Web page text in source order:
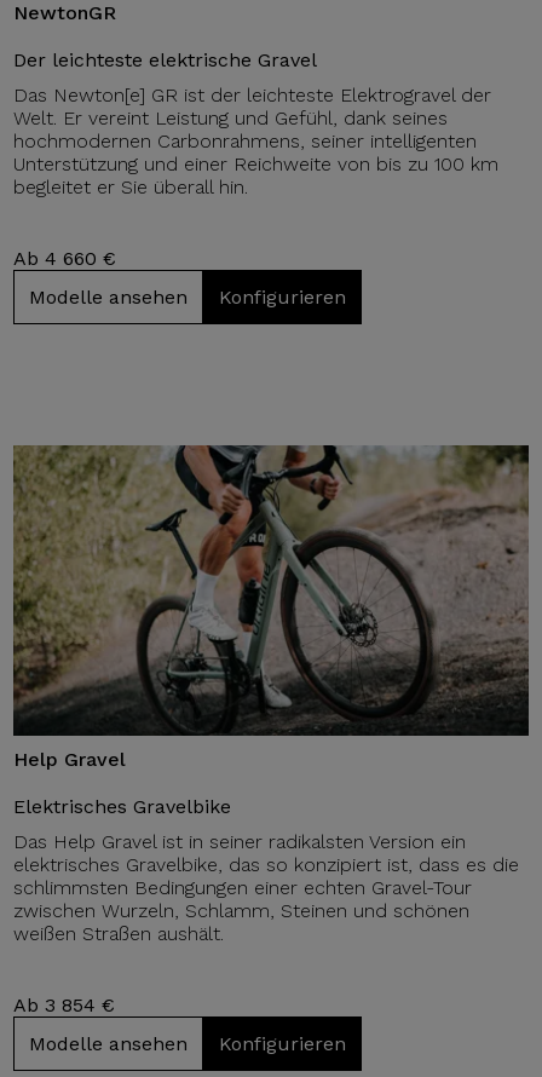
NewtonGR
Der leichteste elektrische Gravel
Das Newton[e] GR ist der leichteste Elektrogravel der
Welt. Er vereint Leistung und Gefühl, dank seines
hochmodernen Carbonrahmens, seiner intelligenten
Unterstützung und einer Reichweite von bis zu 100 km
begleitet er Sie überall hin.
Ab 4 660 €
Modelle ansehen
Konfigurieren
Help Gravel
Elektrisches Gravelbike
Das Help Gravel ist in seiner radikalsten Version ein
elektrisches Gravelbike, das so konzipiert ist, dass es die
schlimmsten Bedingungen einer echten Gravel-Tour
zwischen Wurzeln, Schlamm, Steinen und schönen
weißen Straßen aushält.
Ab 3 854 €
Modelle ansehen
Konfigurieren